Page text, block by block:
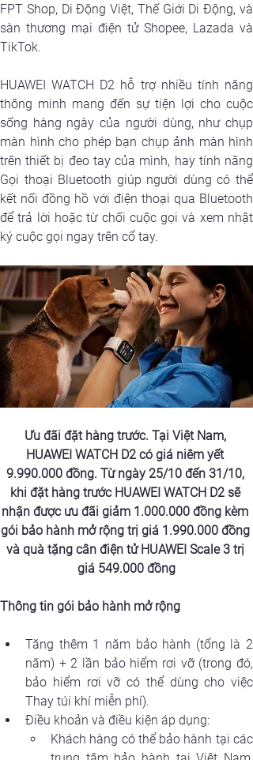
FPT Shop, Di Động Việt, Thế Giới Di Động, và
sàn thương mại điện tử Shopee, Lazada và
TikTok.
HUAWEI WATCH D2 hỗ trợ nhiều tính năng
thông minh mang đến sự tiện lợi cho cuộc
sống hàng ngày của người dùng, như chụp
màn hình cho phép bạn chụp ảnh màn hình
trên thiết bị đeo tay của mình, hay tính năng
Gọi thoại Bluetooth giúp người dùng có thể
kết nối đồng hồ với điện thoại qua Bluetooth
để trả lời hoặc từ chối cuộc gọi và xem nhật
ký cuộc gọi ngay trên cổ tay.
Ưu đãi đặt hàng trước. Tại Việt Nam,
HUAWEI WATCH D2 có giá niêm yết
9.990.000 đồng. Từ ngày 25/10 đến 31/10,
khi đặt hàng trước HUAWEI WATCH D2 sẽ
nhận được ưu đãi giảm 1.000.000 đồng kèm
gói bảo hành mở rộng trị giá 1.990.000 đồng
và quà tặng cân điện tử HUAWEI Scale 3 trị
giá 549.000 đồng
Thông tin gói bảo hành mở rộng
Tăng thêm 1 năm bảo hành (tổng là 2
năm) + 2 lần bảo hiểm rơi vỡ (trong đó,
bảo hiểm rơi vỡ có thể dùng cho việc
Thay túi khí miễn phí).
Điều khoản và điều kiện áp dụng:
Khách hàng có thể bảo hành tại các